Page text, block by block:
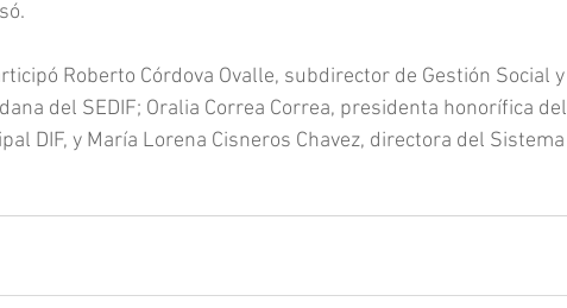
Roberto Córdova Ovalle, subdirector de Gestión Social y
del SEDIF; Oralia Correa Correa, presidenta honorífica del
DIF, y María Lorena Cisneros Chavez, directora del Sistema